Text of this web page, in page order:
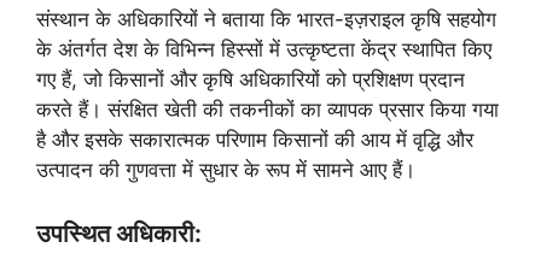
संस्थान के अधिकारियों ने बताया कि भारत-इज़राइल कृषि सहयोग
के अंतर्गत देश के विभिन्न हिस्सों में उत्कृष्टता केंद्र स्थापित किए
गए हैं, जो किसानों और कृषि अधिकारियों को प्रशिक्षण प्रदान
करते हैं। संरक्षित खेती की तकनीकों का व्यापक प्रसार किया गया
है और इसके सकारात्मक परिणाम किसानों की आय में वृद्धि और
उत्पादन की गुणवत्ता में सुधार के रूप में सामने आए हैं।
उपस्थित अधिकारी: